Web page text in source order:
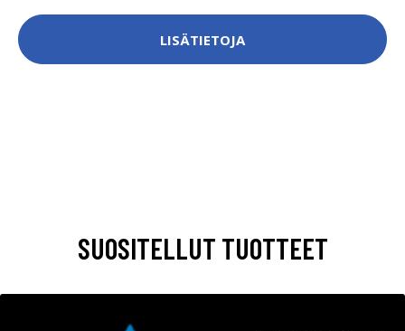
LISÄTIETOJA
SUOSITELLUT TUOTTEET